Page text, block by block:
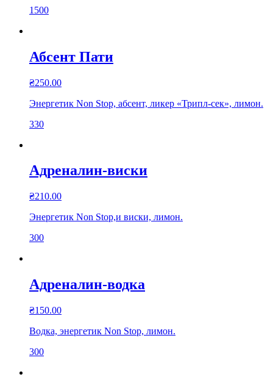
1500
Абсент Пати
₴250.00
Энергетик Non Stop, абсент, ликер «Трипл-сек», лимон.
330
Адреналин-виски
₴210.00
Энергетик Non Stop,и виски, лимон.
300
Адреналин-водка
₴150.00
Водка, энергетик Non Stop, лимон.
300